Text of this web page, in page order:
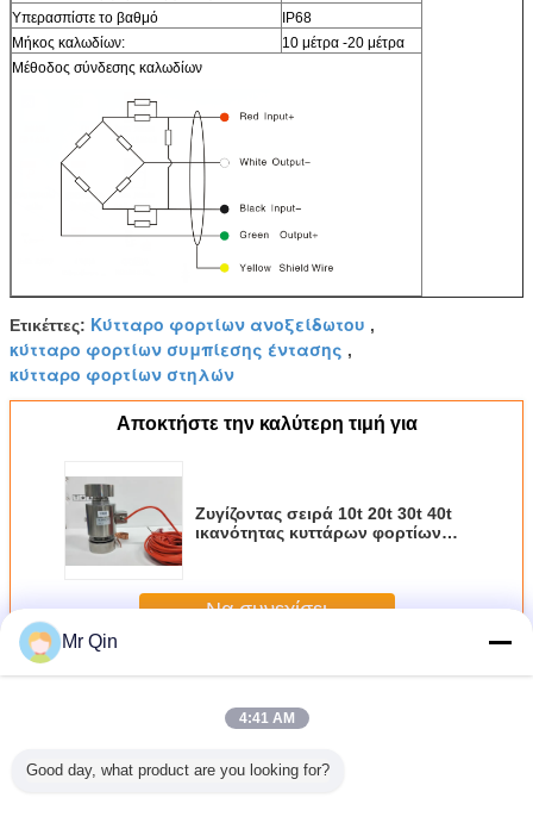
Υπερασπίστε το βαθμό
IP68
Μήκος καλωδίων:
10 μέτρα -20 μέτρα
Μέθοδος σύνδεσης καλωδίων
Ετικέττες: Κύτταρο φορτίων ανοξείδωτου ,
κύτταρο φορτίων συμπίεσης έντασης ,
κύτταρο φορτίων στηλών
Αποκτήστε την καλύτερη τιμή για
Ζυγίζοντας σειρά 10t 20t 30t 40t
ικανότητας κυττάρων φορτίων
Να συνεχίσει
Περισσότεροικύτταρο φορτίων τύπων στηλών
Mr Qin
4:41 AM
Good day, what product are you looking for?